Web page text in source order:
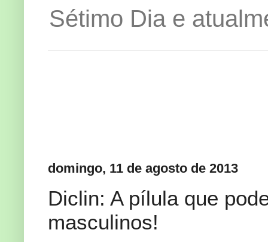
Sétimo Dia e
domingo, 11 de agosto de 2013
Diclin: A pílula que
masculinos!